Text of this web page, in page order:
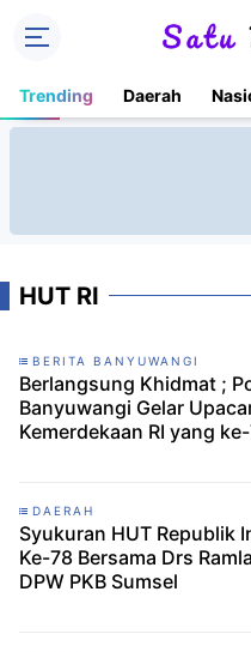
Trending Daerah
HUT RI
BERITA BANYUWANGI
Berlangsung Khidmat ;
Banyuwangi Gelar
Kemerdekaan RI yang
DAERAH
Syukuran HUT Republik
Ke-78 Bersama Drs
DPW PKB Sumsel